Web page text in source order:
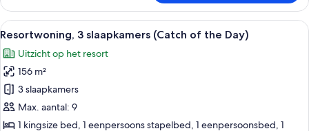
3
slaapkamers
(Rays
Days)
Alle
foto's
voor
Resortwoning,
3
slaapkamers
(Catch
Een ruime woonkamer met witte
17
Resortwoning, 3 slaapkamers (Catch of the Day)
Uitzicht op het resort
156 m²
3 slaapkamers
Max. aantal: 9
1 kingsize bed, 1 eenpersoons stapelbed, 1 eenpersoonsbed, 1